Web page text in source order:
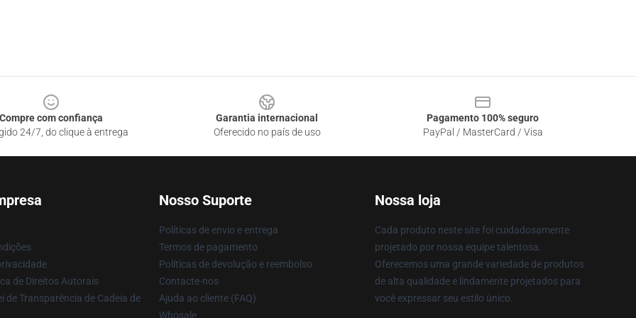
Compre com confiança
24/7, do clique à entrega
Garantia internacional
Oferecido no país de uso
Pagamento 100% seguro
PayPal / MasterCard / Visa
de Direitos Autorais
de Transparência de Cadeia de
Nosso Suporte
Políticas de envio e entrega
Termos de pagamento
Políticas de devolução e reembolso
Contacte-nos
Ajuda ao cliente (FAQ)
Whosale
Nossa loja
Cada produto neste site foi cuidadosamente
projetado por nossa equipe talentosa.
Oferecemos uma grande variedade de produtos
de alta qualidade e lindamente projetados para
você expressar seu estilo único.